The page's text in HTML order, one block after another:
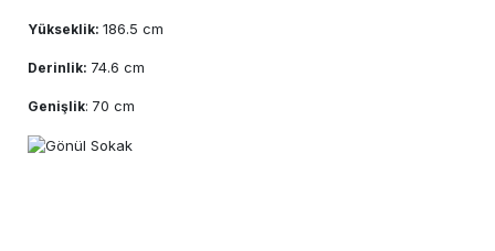
Yükseklik: 186.5 cm
Derinlik: 74.6 cm
Genişlik: 70 cm